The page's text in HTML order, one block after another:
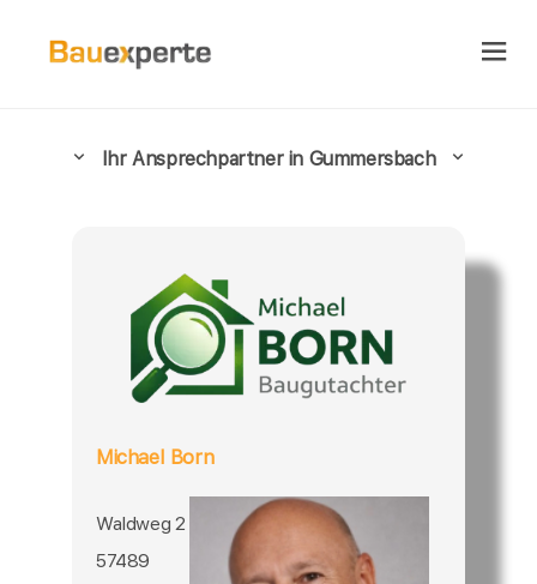
Ihr Ansprechpartner in Gummersbach
Michael Born
Waldweg 2
57489